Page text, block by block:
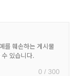
0 / 300